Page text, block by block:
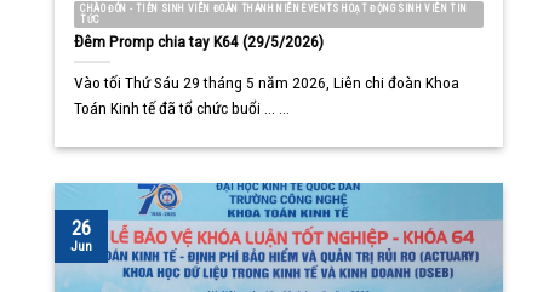
CHÀO ĐÓN - TIỄN SINH VIÊN ĐOÀN THANH NIÊN EVENTS HOẠT ĐỘNG SINH VIÊN TIN
TỨC
Đêm Promp chia tay K64 (29/5/2026)
Vào tối Thứ Sáu 29 tháng 5 năm 2026, Liên chi đoàn Khoa
Toán Kinh tế đã tổ chức buổi ... ...
26
Jun